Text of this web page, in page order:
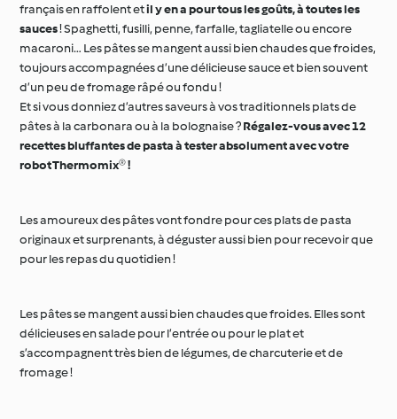
français en raffolent etil y en a pour tous les goûts, à toutes les
sauces! Spaghetti, fusilli, penne, farfalle, tagliatelle ou encore
macaroni… Les pâtes se mangent aussi bien chaudes que froides,
toujours accompagnées d’une délicieuse sauce et bien souvent
d’un peu de fromage râpé ou fondu !
Et si vous donniez d’autres saveurs à vos traditionnels plats de
pâtes à la carbonara ou à la bolognaise ?Régalez-vous avec 12
recettes bluffantes de pasta à tester absolument avec votre
robot Thermomix® !
Les amoureux des pâtes vont fondre pour ces plats de pasta
originaux et surprenants, à déguster aussi bien pour recevoir que
pour les repas du quotidien !
Les pâtes se mangent aussi bien chaudes que froides. Elles sont
délicieuses en salade pour l’entrée ou pour le plat et
s’accompagnent très bien de légumes, de charcuterie et de
fromage !